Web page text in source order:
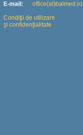
E-mail:
office(at)balmed.ro
Condiţii de utilizare
şi confidenţialitate